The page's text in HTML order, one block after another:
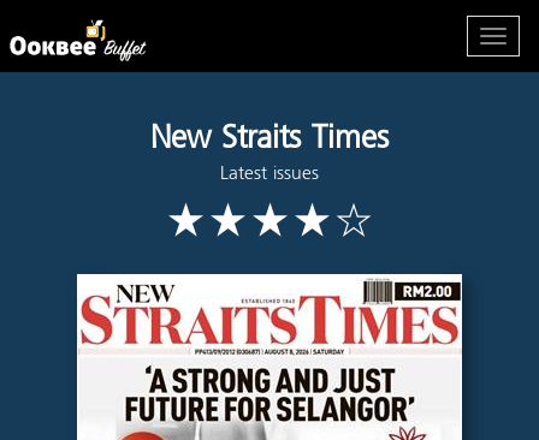
New Straits Times
Latest issues